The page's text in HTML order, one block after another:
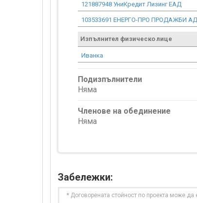
121887948 УниКредит Лизинг ЕАД
103533691 ЕНЕРГО-ПРО ПРОДАЖБИ АД
Изпълнител физическо лице
Иванка
Подизпълнители
Няма
Членове на обединение
Няма
Забележки:
* Договорената стойност по проекта може да